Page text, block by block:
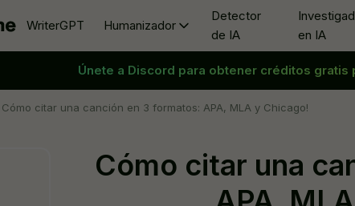
de IA gratis
de IA del texto
Evitar la
Eludir GPT
Reescritor de
de Temas
de Resúmenes
de Conclusiones de Ensayo
Búsqueda de
Generador de
Acortador de
WriterGPT Humanizador
Detector
de IA
en IA
Citas IA
Únete a Discord para obtener créditos
Cómo citar una canción en 3 formatos: APA, MLA y Chicago!
Cómo citar una